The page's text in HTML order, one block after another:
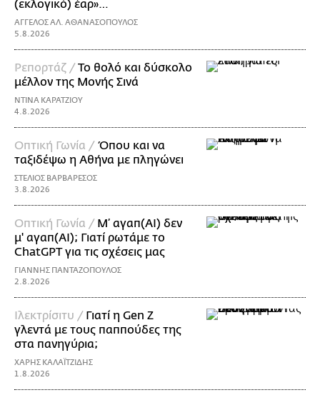
(εκλογικό) έαρ»…
ΑΓΓΕΛΟΣ ΑΛ. ΑΘΑΝΑΣΟΠΟΥΛΟΣ
5.8.2026
Ρεπορτάζ /Το θολό και δύσκολο
μέλλον της Μονής Σινά
ΝΤΙΝΑ ΚΑΡΑΤΖΙΟΥ
4.8.2026
Οπτική Γωνία /Όπου και να
ταξιδέψω η Αθήνα με πληγώνει
ΣΤΕΛΙΟΣ ΒΑΡΒΑΡΕΣΟΣ
3.8.2026
Οπτική Γωνία / Μ’ αγαπ(AI) δεν
μ' αγαπ(ΑΙ); Γιατί ρωτάμε το
ChatGPT για τις σχέσεις μας
ΓΙΑΝΝΗΣ ΠΑΝΤΑΖΟΠΟΥΛΟΣ
2.8.2026
Ιλεκτρίσιτυ / Γιατί η Gen Z
γλεντά με τους παππούδες της
στα πανηγύρια;
ΧΑΡΗΣ ΚΑΛΑΪΤΖΙΔΗΣ
1.8.2026